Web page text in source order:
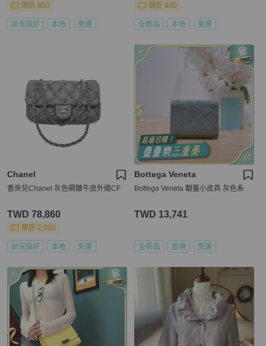
現折 800
狀況良好 本地 免運
現折 800
全新品 本地 免運
Chanel
香奈兒Chanel 灰色褶皺牛皮外縫CF
TWD 78,860
現折 2,000
狀況良好 本地 免運
Bottega Veneta
Bottega Veneta 翻蓋小皮具 灰色系
TWD 13,741
全新品 香港 免運